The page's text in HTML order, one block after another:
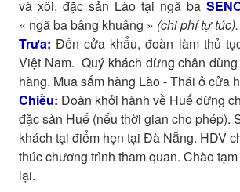
và xôi, đặc sản Lào tại ngã ba
« ngã ba bâng khuâng » (chi phí tự túc).
Trưa: Đến cửa khẩu, đoàn làm thủ
Việt Nam. Quý khách dừng chân
hàng. Mua sắm hàng Lào - Thái ở cửa
Chiều: Đoàn khởi hành về Huế dừng
đặc sản Huế (nếu thời gian cho phép).
khách tại điểm hẹn tại Đà Nẵng. HDV
thúc chương trình tham quan. Chào
lại.